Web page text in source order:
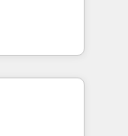
revenus
ETI
et des